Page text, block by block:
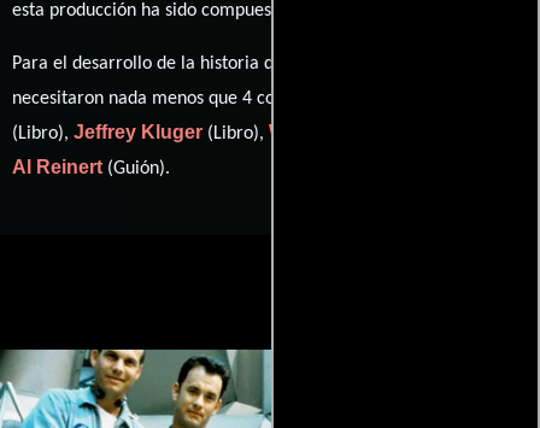
esta producción ha sido compuesta por
Para el desarrollo de la historia que cuenta esta obra, se
necesitaron nada menos que 4 colaboraciones.
(Libro), Jeffrey Kluger (Libro), William Broyles Jr.
Al Reinert(Guión).